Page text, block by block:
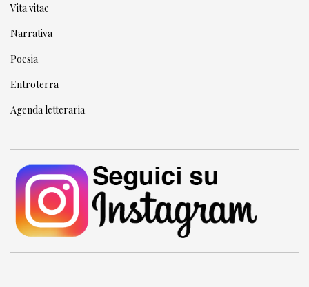
Vita vitae
Narrativa
Poesia
Entroterra
Agenda letteraria